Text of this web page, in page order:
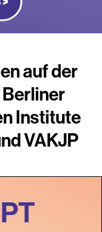
auf der
Institute
VAKJP